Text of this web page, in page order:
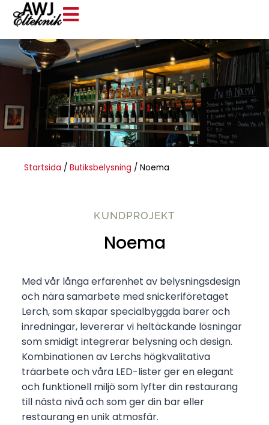
Startsida / Butiksbelysning / Noema
KUNDPROJEKT
Noema
Med vår långa erfarenhet av belysningsdesign
och nära samarbete med snickeriföretaget
Lerch, som skapar specialbyggda barer och
inredningar, levererar vi heltäckande lösningar
som smidigt integrerar belysning och design.
Kombinationen av Lerchs högkvalitativa
träarbete och våra LED-lister ger en elegant
och funktionell miljö som lyfter din restaurang
till nästa nivå och som ger din bar eller
restaurang en unik atmosfär.